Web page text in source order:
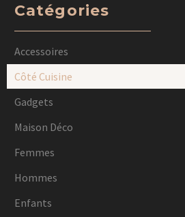
Catégories
Accessoires
Côté Cuisine
Gadgets
Maison Déco
Femmes
Hommes
Enfants